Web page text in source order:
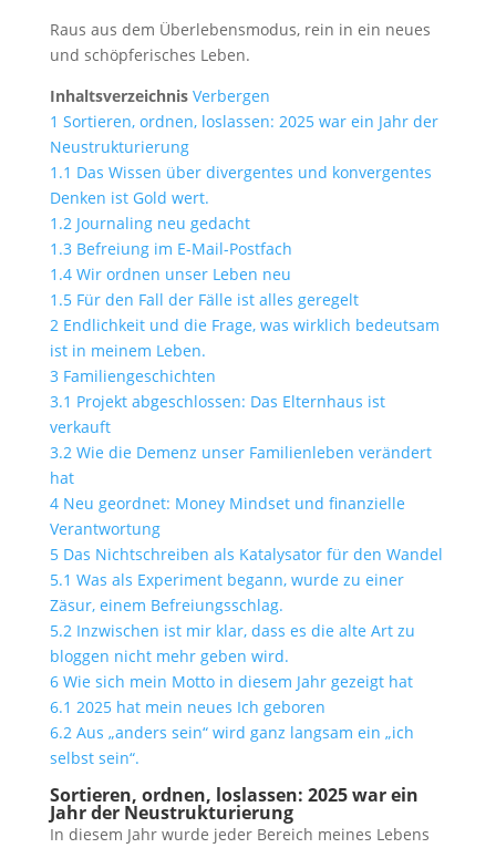
Raus aus dem Überlebensmodus, rein in ein neues
und schöpferisches Leben.
Inhaltsverzeichnis Verbergen
1 Sortieren, ordnen, loslassen: 2025 war ein Jahr der
Neustrukturierung
1.1 Das Wissen über divergentes und konvergentes
Denken ist Gold wert.
1.2 Journaling neu gedacht
1.3 Befreiung im E-Mail-Postfach
1.4 Wir ordnen unser Leben neu
1.5 Für den Fall der Fälle ist alles geregelt
2 Endlichkeit und die Frage, was wirklich bedeutsam
ist in meinem Leben.
3 Familiengeschichten
3.1 Projekt abgeschlossen: Das Elternhaus ist
verkauft
3.2 Wie die Demenz unser Familienleben verändert
hat
4 Neu geordnet: Money Mindset und finanzielle
Verantwortung
5 Das Nichtschreiben als Katalysator für den Wandel
5.1 Was als Experiment begann, wurde zu einer
Zäsur, einem Befreiungsschlag.
5.2 Inzwischen ist mir klar, dass es die alte Art zu
bloggen nicht mehr geben wird.
6 Wie sich mein Motto in diesem Jahr gezeigt hat
6.1 2025 hat mein neues Ich geboren
6.2 Aus „anders sein“ wird ganz langsam ein „ich
selbst sein“.
Sortieren, ordnen, loslassen: 2025 war ein
Jahr der Neustrukturierung
In diesem Jahr wurde jeder Bereich meines Lebens